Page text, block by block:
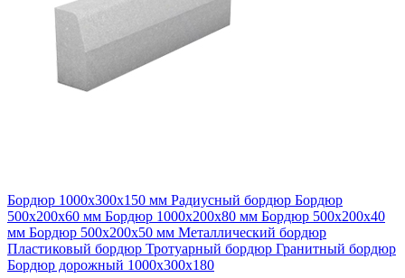
Бордюр 1000х300х150 мм Радиусный бордюр Бордюр
500х200х60 мм Бордюр 1000х200х80 мм Бордюр 500х200х40
мм Бордюр 500х200х50 мм Металлический бордюр
Пластиковый бордюр Тротуарный бордюр Гранитный бордюр
Бордюр дорожный 1000х300х180